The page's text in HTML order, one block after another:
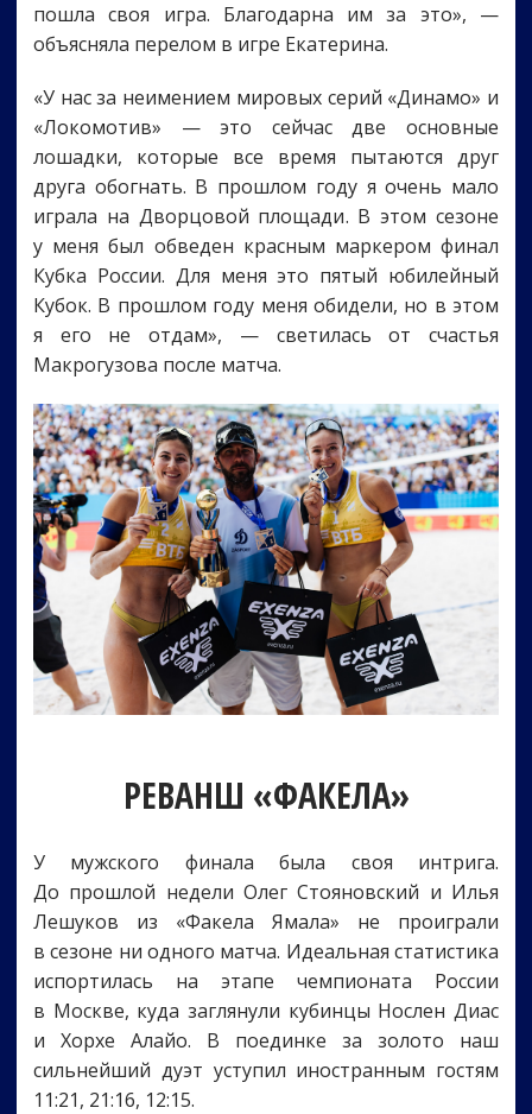
пошла своя игра. Благодарна им за это», —
объясняла перелом в игре Екатерина.
«У нас за неимением мировых серий «Динамо» и
«Локомотив» — это сейчас две основные
лошадки, которые все время пытаются друг
друга обогнать. В прошлом году я очень мало
играла на Дворцовой площади. В этом сезоне
у меня был обведен красным маркером финал
Кубка России. Для меня это пятый юбилейный
Кубок. В прошлом году меня обидели, но в этом
я его не отдам», — светилась от счастья
Макрогузова после матча.
РЕВАНШ «ФАКЕЛА»
У мужского финала была своя интрига.
До прошлой недели Олег Стояновский и Илья
Лешуков из «Факела Ямала» не проиграли
в сезоне ни одного матча. Идеальная статистика
испортилась на этапе чемпионата России
в Москве, куда заглянули кубинцы Нослен Диас
и Хорхе Алайо. В поединке за золото наш
сильнейший дуэт уступил иностранным гостям
11:21, 21:16, 12:15.